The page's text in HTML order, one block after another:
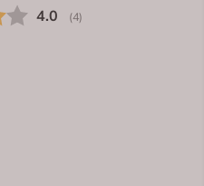
Gjennomsnittskarakter:
4.0 (stemmer:
4)